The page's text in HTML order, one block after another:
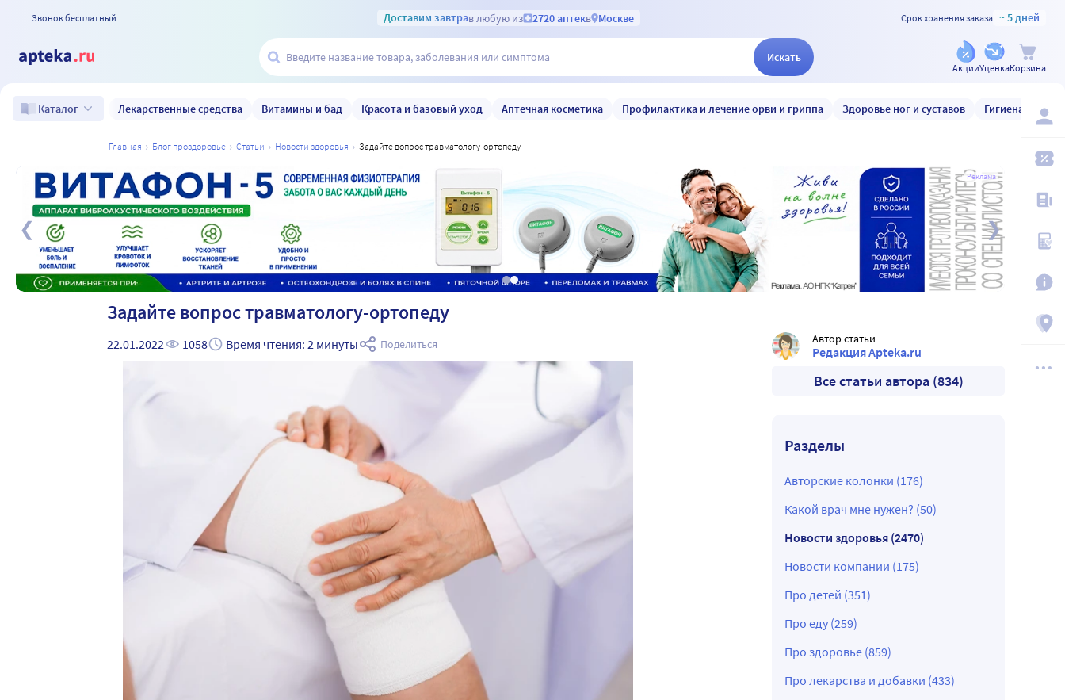
Звонок бесплатный Доставим завтрав любую из 2720 аптекв Москве Срок хранения заказа ~ 5 дней
Искать
АкцииУценкаКорзина
Каталог Лекарственные средства Витамины и бад Красота и базовый уход Аптечная косметика Профилактика и лечение орви и гриппа Здоровье ног и суставов Гигиена и уход
главная блог проздоровье статьи новости здоровья задайте вопрос травматологу-ортопеду
Реклама
Задайте вопрос травматологу-ортопеду
22.01.2022 1058 Время чтения: 2 минуты Поделиться Автор статьи
Редакция Apteka.ru
Все статьи автора (834)
Разделы
Авторские колонки (176)
Какой врач мне нужен? (50)
Новости здоровья (2470)
Новости компании (175)
Про детей (351)
Про еду (259)
Про здоровье (859)
Про лекарства и добавки (433)